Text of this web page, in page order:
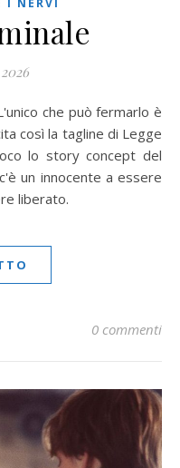
I NERVI
così la tagline di Legge
lo story concept del
un innocente a essere
liberato.
0 commenti